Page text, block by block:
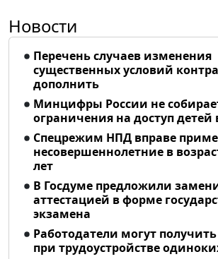
Новости
Перечень случаев изменения
существенных условий
дополнить
Минцифры России не
ограничения на доступ детей
Спецрежим НПД вправе
несовершеннолетние в
лет
В Госдуме предложили
аттестацией в форме
экзамена
Работодатели могут
при трудоустройстве